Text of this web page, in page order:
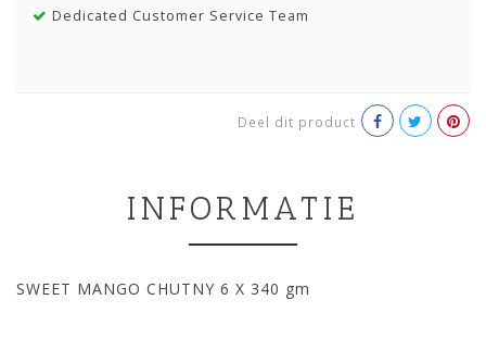
Dedicated Customer Service Team
Deel dit product
INFORMATIE
SWEET MANGO CHUTNY 6 X 340 gm